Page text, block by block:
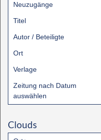
Neuzugänge
Titel
Autor / Beteiligte
Ort
Verlage
Zeitung nach Datum
auswählen
Clouds